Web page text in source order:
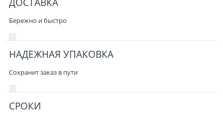
Бережно и быстро
НАДЕЖНАЯ УПАКОВКА
Сохранит заказ в пути
СРОКИ